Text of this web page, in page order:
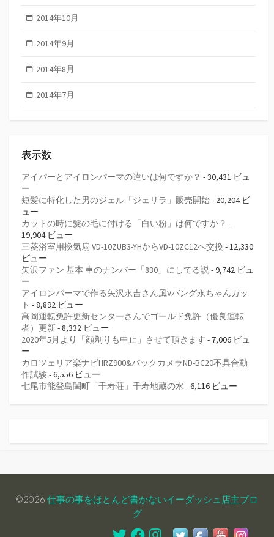
2014年10月
2014年9月
2014年8月
2014年7月
表示数
アイパーとアイロンパーマの違いは何ですか？ - 30,431 ビュ
ー
短髪に特化した男のジェル「ジェリラ」販売開始- 20,204 ビ
ュー
カットの時に髪の毛に付ける「白い粉」は何ですか？ -
19,904 ビュー
三菱浴室用換気扇 VD-10ZUB3-YHからVD-10ZC12へ交換 - 12,330
ビュー
矢沢ファン 基本 車のナンバー「830」にしてる説 - 9,742 ビュ
ー
アイロンパーマで作る矢沢永吉さん風Vバング永ちゃんカッ
ト - 8,892 ビュー
高岡運転免許更新センターさんでゴールド免許（優良運転
者）更新- 8,332 ビュー
2020年5月より「顔剃りも中止」させて頂きます - 7,006 ビュ
ー
カロツェリア楽ナビHRZ900&バックカメラND-BC20不具合動
作試験 - 6,556 ビュー
七尾市能登島閨町「千寿荘」千寿地蔵の水 - 6,116 ビュー
©2026 仕事の事をほとんど書かないイーダッシュ店主ブロ
グ
TwitterFacebook
Instagram